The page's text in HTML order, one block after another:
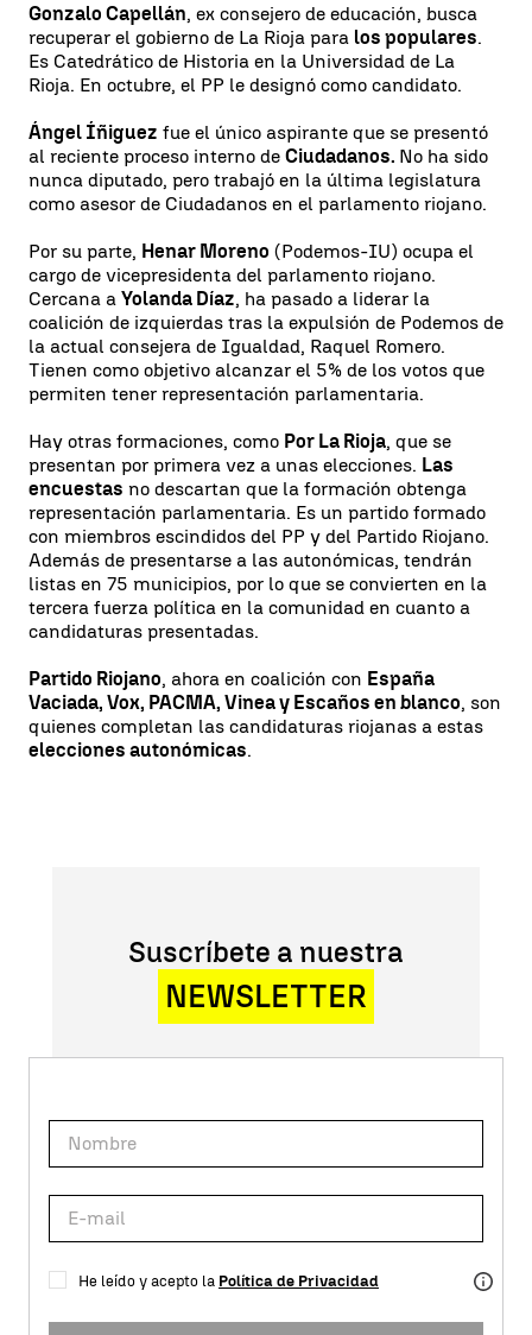
Gonzalo Capellán, ex consejero de educación, busca
recuperar el gobierno de La Rioja para los populares.
Es Catedrático de Historia en la Universidad de La
Rioja. En octubre, el PP le designó como candidato.
Ángel Íñiguez fue el único aspirante que se presentó
al reciente proceso interno de Ciudadanos. No ha sido
nunca diputado, pero trabajó en la última legislatura
como asesor de Ciudadanos en el parlamento riojano.
Por su parte, Henar Moreno (Podemos-IU) ocupa el
cargo de vicepresidenta del parlamento riojano.
Cercana a Yolanda Díaz, ha pasado a liderar la
coalición de izquierdas tras la expulsión de Podemos de
la actual consejera de Igualdad, Raquel Romero.
Tienen como objetivo alcanzar el 5% de los votos que
permiten tener representación parlamentaria.
Hay otras formaciones, como Por La Rioja, que se
presentan por primera vez a unas elecciones. Las
encuestas no descartan que la formación obtenga
representación parlamentaria. Es un partido formado
con miembros escindidos del PP y del Partido Riojano.
Además de presentarse a las autonómicas, tendrán
listas en 75 municipios, por lo que se convierten en la
tercera fuerza política en la comunidad en cuanto a
candidaturas presentadas.
Partido Riojano, ahora en coalición con España
Vaciada, Vox, PACMA, Vinea y Escaños en blanco, son
quienes completan las candidaturas riojanas a estas
elecciones autonómicas.
Suscríbete a nuestra
NEWSLETTER
He leído y acepto la Política de Privacidad